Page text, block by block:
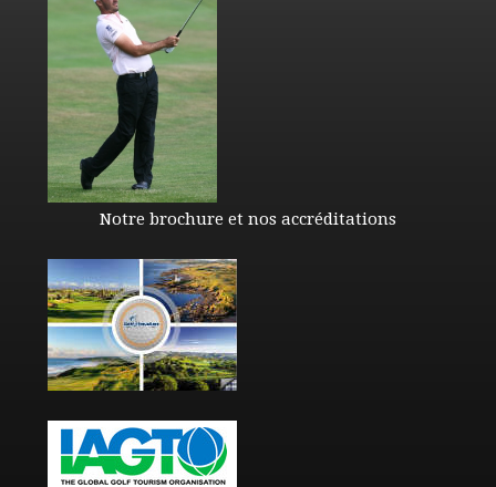
Notre brochure et nos accréditations